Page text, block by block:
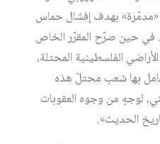
«مدمّرة» بهدف إفشال حماس
في حين صرّح المقرّر الخاص
الفلسطينية المحتلة،
يُعامل بها شعب محتلّ هذه
لوجهٍ من وجوه العقوبات
الحديث».